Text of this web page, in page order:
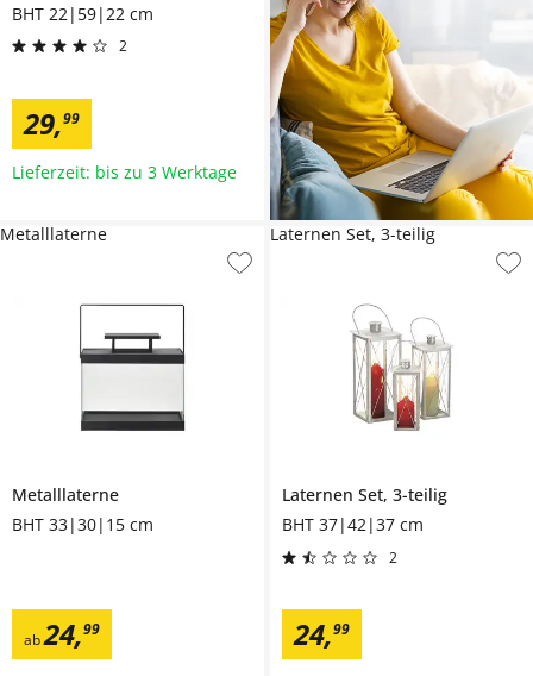
BHT 22|59|22 cm
2
29,99
Lieferzeit: bis zu 3 Werktage
Metalllaterne
BHT 33|30|15 cm
ab24,99
Metalllaterne
Laternen Set, 3-teilig
BHT 37|42|37 cm
2
24,99
Laternen Set, 3-teilig